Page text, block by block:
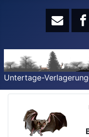
Untertage-